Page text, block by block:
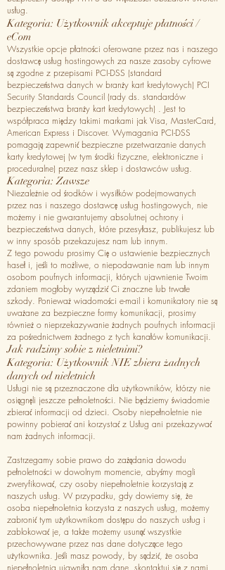
usług.
Kategoria: Użytkownik akceptuje płatności /
eCom
Wszystkie opcje płatności oferowane przez nas i naszego
dostawcę usług hostingowych za nasze zasoby cyfrowe
są zgodne z przepisami PCI-DSS (standard
bezpieczeństwa danych w branży kart kredytowych) PCI
Security Standards Council (rady ds. standardów
bezpieczeństwa branży kart kredytowych) . Jest to
współpraca między takimi markami jak Visa, MasterCard,
American Express i Discover. Wymagania PCI-DSS
pomagają zapewnić bezpieczne przetwarzanie danych
karty kredytowej (w tym środki fizyczne, elektroniczne i
proceduralne) przez nasz sklep i dostawców usług.
Kategoria: Zawsze
Niezależnie od środków i wysiłków podejmowanych
przez nas i naszego dostawcę usług hostingowych, nie
możemy i nie gwarantujemy absolutnej ochrony i
bezpieczeństwa danych, które przesyłasz, publikujesz lub
w inny sposób przekazujesz nam lub innym.
Z tego powodu prosimy Cię o ustawienie bezpiecznych
haseł i, jeśli to możliwe, o niepodawanie nam lub innym
osobom poufnych informacji, których ujawnienie Twoim
zdaniem mogłoby wyrządzić Ci znaczne lub trwałe
szkody. Ponieważ wiadomości e-mail i komunikatory nie są
uważane za bezpieczne formy komunikacji, prosimy
również o nieprzekazywanie żadnych poufnych informacji
za pośrednictwem żadnego z tych kanałów komunikacji.
Jak radzimy sobie z nieletnimi?
Kategoria: Użytkownik NIE zbiera żadnych
danych od nieletnich
Usługi nie są przeznaczone dla użytkowników, którzy nie
osiągnęli jeszcze pełnoletności. Nie będziemy świadomie
zbierać informacji od dzieci. Osoby niepełnoletnie nie
powinny pobierać ani korzystać z Usług ani przekazywać
nam żadnych informacji.
Zastrzegamy sobie prawo do zażądania dowodu
pełnoletności w dowolnym momencie, abyśmy mogli
zweryfikować, czy osoby niepełnoletnie korzystają z
naszych usług. W przypadku, gdy dowiemy się, że
osoba niepełnoletnia korzysta z naszych usług, możemy
zabronić tym użytkownikom dostępu do naszych usług i
zablokować je, a także możemy usunąć wszystkie
przechowywane przez nas dane dotyczące tego
użytkownika. Jeśli masz powody, by sądzić, że osoba
niepełnoletnia ujawniła nam dane, skontaktuj się z nami,